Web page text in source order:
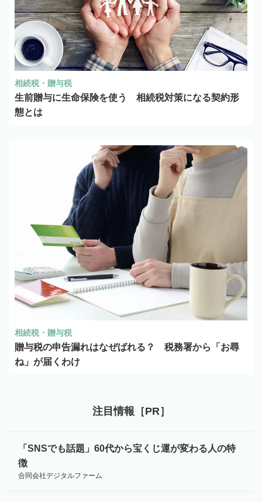
相続税・贈与税
生前贈与に生命保険を使う 相続税対策になる契約形
態とは
相続税・贈与税
贈与税の申告漏れはなぜばれる？ 税務署から「お尋
ね」が届くわけ
注目情報［PR］
「SNSでも話題」60代から宝くじ運が変わる人の特
徴
合同会社デジタルファーム